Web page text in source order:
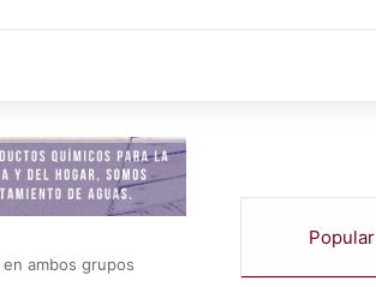
ambos grupos
Popular